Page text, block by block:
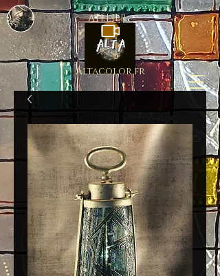
ATELIER
Altacolor.fr